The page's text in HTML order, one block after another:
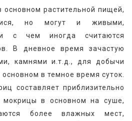
растительной пищей,
но могут и живыми,
с чем иногда считаются
В дневное время зачастую
камнями и.т.д., для добычи
в темное время суток.
составляет приблизительно
в основном на суше,
более влажных мест,